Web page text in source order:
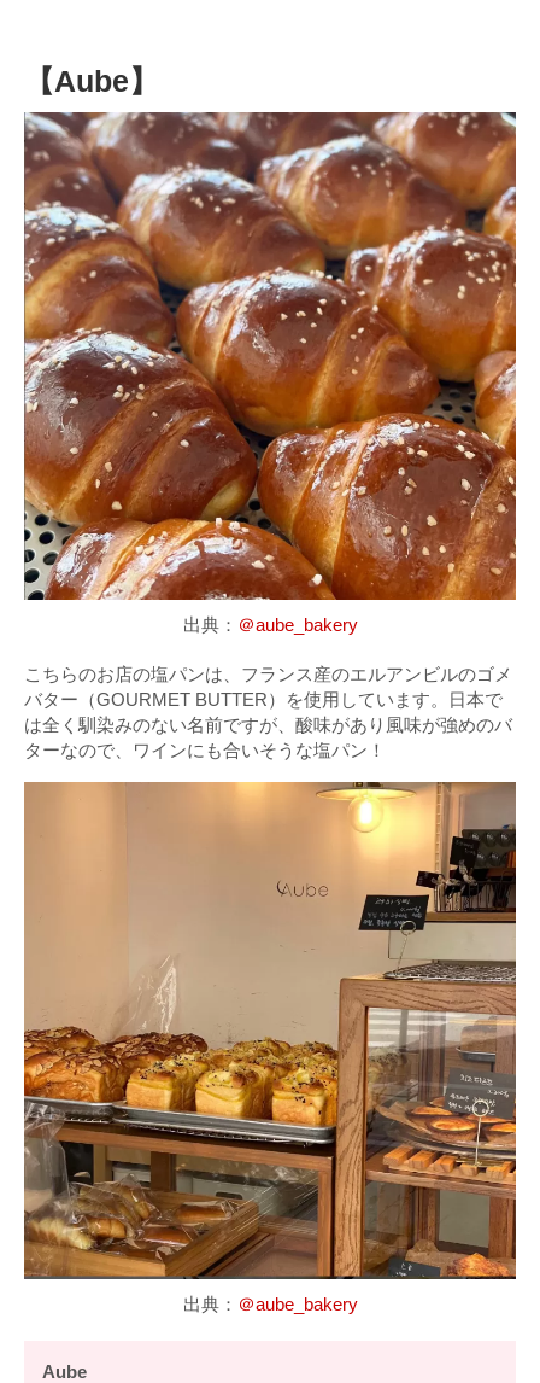
【Aube】
出典： ＠aube_bakery
こちらのお店の塩パンは、フランス産のエルアンビルのゴメ
バター（GOURMET BUTTER）を使用しています。日本で
は全く馴染みのない名前ですが、酸味があり風味が強めのバ
ターなので、ワインにも合いそうな塩パン！
出典： ＠aube_bakery
Aube